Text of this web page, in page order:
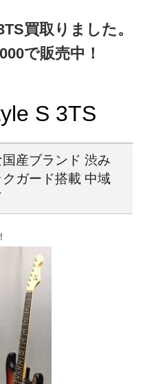
買取りました。
で販売中！
S 3TS
産ブランド 渋み
ガード搭載 中域